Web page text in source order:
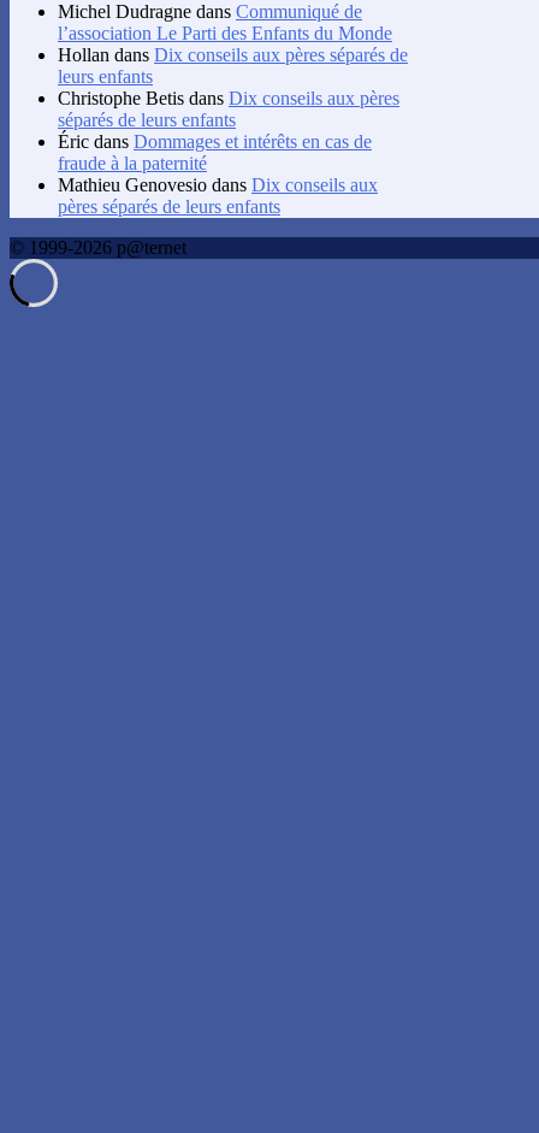
Michel Dudragne dans Communiqué de
l’association Le Parti des Enfants du Monde
Hollan dans Dix conseils aux pères séparés de
leurs enfants
Christophe Betis dans Dix conseils aux pères
séparés de leurs enfants
Éric dans Dommages et intérêts en cas de
fraude à la paternité
Mathieu Genovesio dans Dix conseils aux
pères séparés de leurs enfants
© 1999-2026 p@ternet